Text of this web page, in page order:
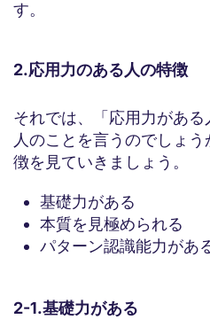
す。
2.応用力のある人の特徴
それでは、「応用力があ
人のことを言うのでしょ
徴を見ていきましょう。
基礎力がある
本質を見極められる
パターン認識能力があ
2-1.基礎力がある